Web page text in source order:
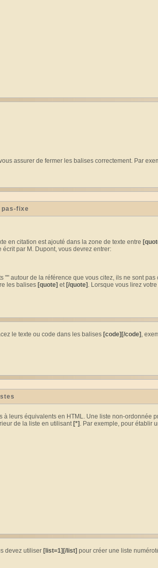
assurer de fermer les balises correctement. Par
fixe
en citation est ajouté dans la zone de texte entre
par M. Dupont, vous devrez entrer:
"" autour de la référence que vous citez, ils ne sont pas
les balises [quote] et [/quote] . Lorsque vous lirez
le texte ou code dans les balises [code][/code] ,
leurs équivalents en HTML. Une liste non-ordonnée
de la liste en utilisant [*] . Par exemple, pour établir
devez utiliser [list=1][/list] pour créer une liste